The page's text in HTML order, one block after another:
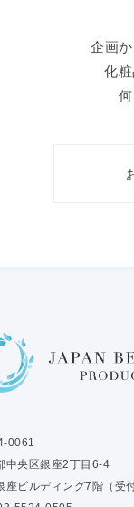
企画
化
0061
中央区銀座2丁目6-4
座ビルディング7階（受